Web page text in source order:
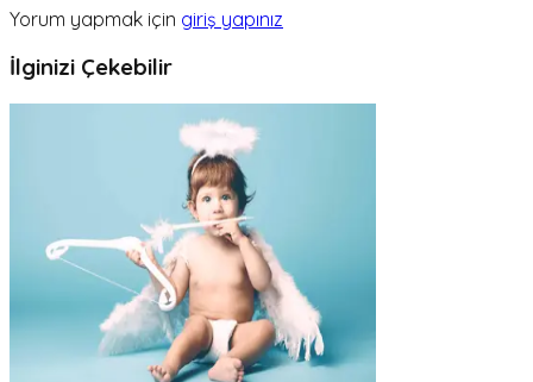
Yorum yapmak için giriş yapınız
İlginizi Çekebilir